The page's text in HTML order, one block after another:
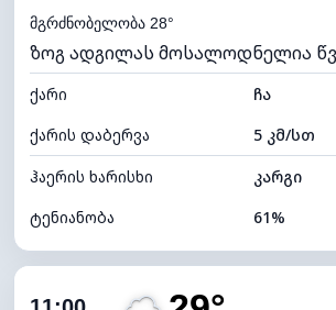
ნამის წერტილი
ხილვადობა
9 კმ
განათების ინდექსი 4
ღრუბლის სიმაღლე 5920 მ
მგრძნობელობა 28°
ზოგ ადგილას მოსალოდნელია
ქარი
ჩა
ქარის დაბერვა
5 კმ/სთ
ჰაერის ხარისხი
კარგი
ტენიანობა
61%
ღრუბლიანობა